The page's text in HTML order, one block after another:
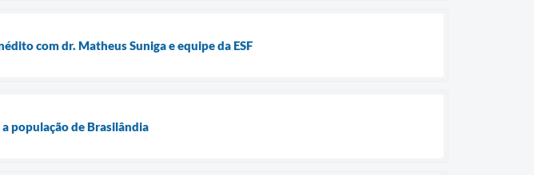
com dr. Matheus Suniga e equipe da ESF
população de Brasilândia